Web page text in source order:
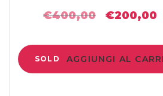
€400,00
Il
originale
era:
€400,00.
€200,00
SOLD AGGIUNGI AL